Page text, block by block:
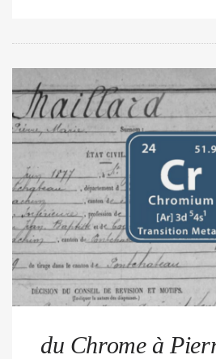
du Chrome à